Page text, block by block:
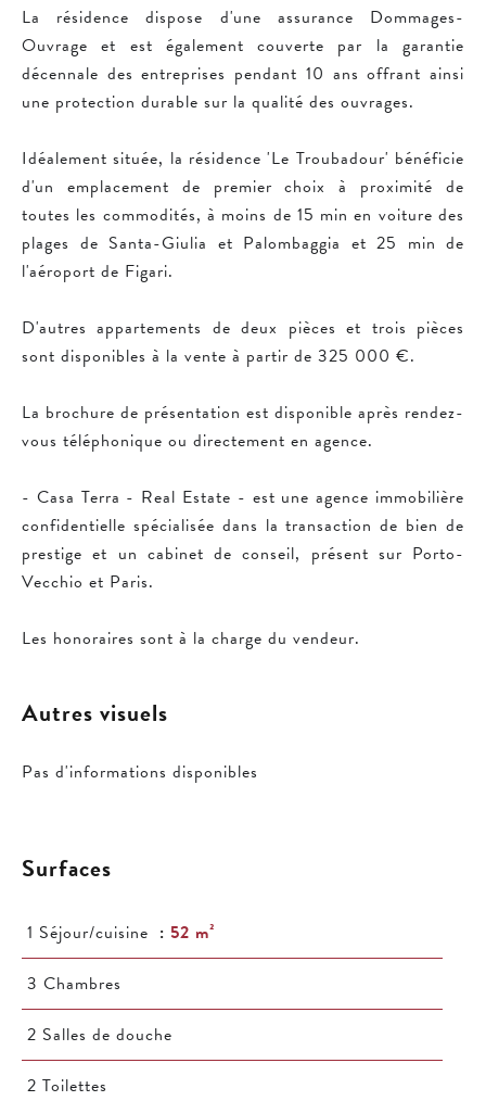
La résidence dispose d'une assurance Dommages-
Ouvrage et est également couverte par la garantie
décennale des entreprises pendant 10 ans offrant ainsi
une protection durable sur la qualité des ouvrages.
Idéalement située, la résidence 'Le Troubadour' bénéficie
d'un emplacement de premier choix à proximité de
toutes les commodités, à moins de 15 min en voiture des
plages de Santa-Giulia et Palombaggia et 25 min de
l'aéroport de Figari.
D'autres appartements de deux pièces et trois pièces
sont disponibles à la vente à partir de 325 000 €.
La brochure de présentation est disponible après rendez-
vous téléphonique ou directement en agence.
- Casa Terra - Real Estate - est une agence immobilière
confidentielle spécialisée dans la transaction de bien de
prestige et un cabinet de conseil, présent sur Porto-
Vecchio et Paris.
Les honoraires sont à la charge du vendeur.
Autres visuels
Pas d'informations disponibles
Surfaces
1 Séjour/cuisine
52 m²
3 Chambres
2 Salles de douche
2 Toilettes